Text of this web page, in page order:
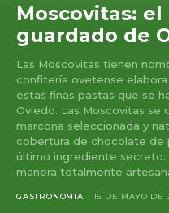
Moscovitas:
guardado de
Las Moscovitas tienen
confitería ovetense
estas finas pastas que se
Oviedo. Las Moscovitas se
marcona seleccionada y
cobertura de chocolate de
último ingrediente secreto.
manera totalmente
GASTRONOMIA 15 DE MAYO DE